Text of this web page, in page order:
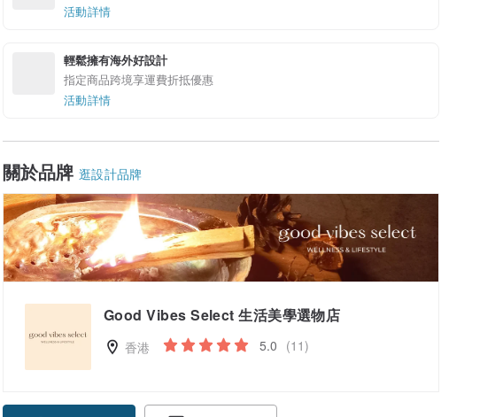
活動詳情
輕鬆擁有海外好設計
指定商品跨境享運費折抵優惠
活動詳情
關於品牌 逛設計品牌
Good Vibes Select 生活美學選物店
香港 5.0 (11)